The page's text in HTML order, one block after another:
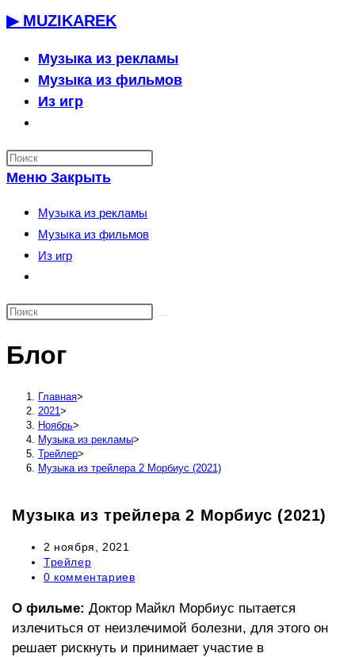
Перейти
содержимому
▶ MUZIKAREK
Музыка из рекламы
Музыка из фильмов
Из игр
по
веб-
сайту
Меню Закрыть
Музыка из рекламы
Музыка из фильмов
Из игр
по
сайту
Блог
Главная>
2021 >
Ноябрь>
Музыка из рекламы>
Трейлер>
Музыка из трейлера 2 Морбиус (2021)
Музыка из трейлера 2 Морбиус (2021)
Запись
опубликована:
2 ноября, 2021
Рубрика
записи:
Трейлер
Комментарии
записи:
0 комментариев
О фильме: Доктор Майкл Морбиус пытается
излечиться от неизлечимой болезни, для этого он
решает рискнуть и принимает участие в